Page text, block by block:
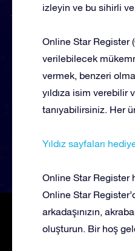
izleyin ve bu sihirli ve
Online Star Register
verilebilecek
vermek, benzeri
yıldıza isim verebilir
tanıyabilirsiniz. Her
Yıldız sayfaları
Online Star Register
Online Star
arkadaşınızın,
oluşturun. Bir hoş